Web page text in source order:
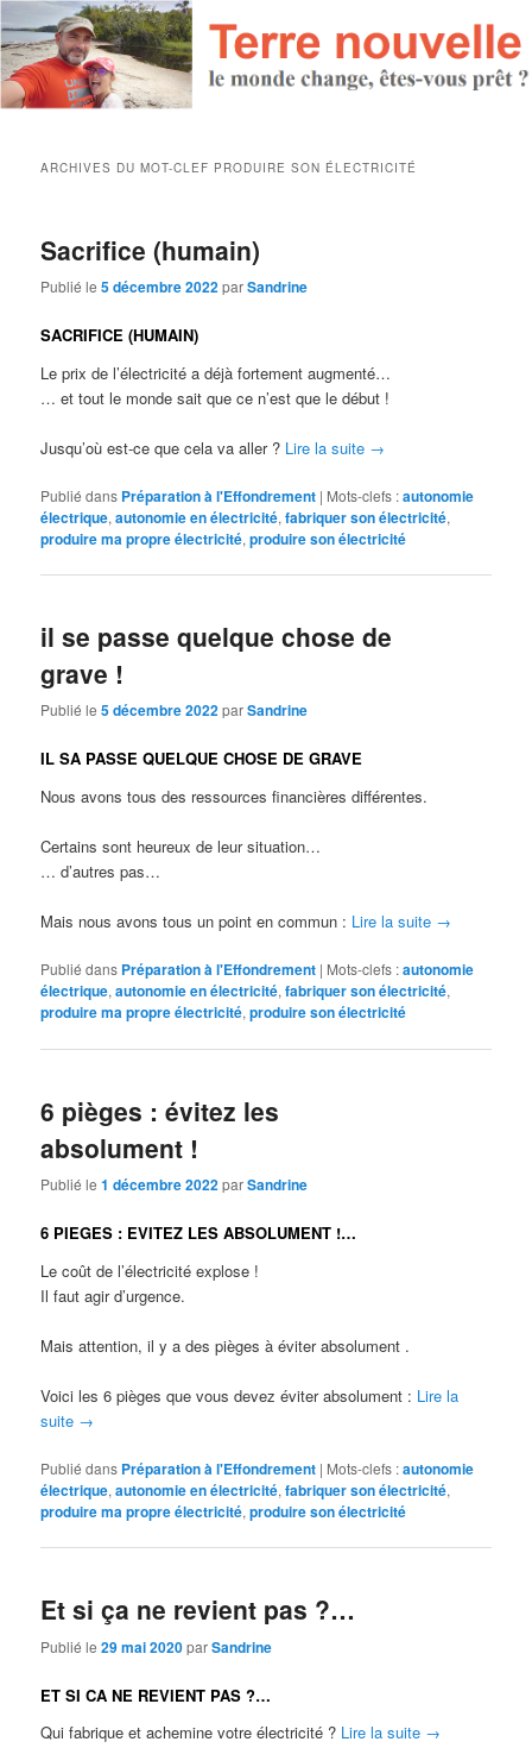
ARCHIVES DU MOT-CLEF PRODUIRE SON ÉLECTRICITÉ
Sacrifice (humain)
Publié le5 décembre 2022parSandrine
SACRIFICE (HUMAIN)
Le prix de l’électricité a déjà fortement augmenté…
… et tout le monde sait que ce n’est que le début !
Jusqu’où est-ce que cela va aller ? Lire la suite →
Publié dans Préparation à l'Effondrement | Mots-clefs :autonomie
électrique,autonomie en électricité,fabriquer son électricité,
produire ma propre électricité,produire son électricité
il se passe quelque chose de
grave !
Publié le5 décembre 2022parSandrine
IL SA PASSE QUELQUE CHOSE DE GRAVE
Nous avons tous des ressources financières différentes.
Certains sont heureux de leur situation…
… d’autres pas…
Mais nous avons tous un point en commun : Lire la suite →
Publié dans Préparation à l'Effondrement | Mots-clefs :autonomie
électrique,autonomie en électricité,fabriquer son électricité,
produire ma propre électricité,produire son électricité
6 pièges : évitez les
absolument !
Publié le1 décembre 2022parSandrine
6 PIEGES : EVITEZ LES ABSOLUMENT !…
Le coût de l’électricité explose !
Il faut agir d’urgence.
Mais attention, il y a des pièges à éviter absolument .
Voici les 6 pièges que vous devez éviter absolument : Lire la
suite →
Publié dans Préparation à l'Effondrement | Mots-clefs :autonomie
électrique,autonomie en électricité,fabriquer son électricité,
produire ma propre électricité,produire son électricité
Et si ça ne revient pas ?…
Publié le29 mai 2020parSandrine
ET SI CA NE REVIENT PAS ?…
Qui fabrique et achemine votre électricité ? Lire la suite →